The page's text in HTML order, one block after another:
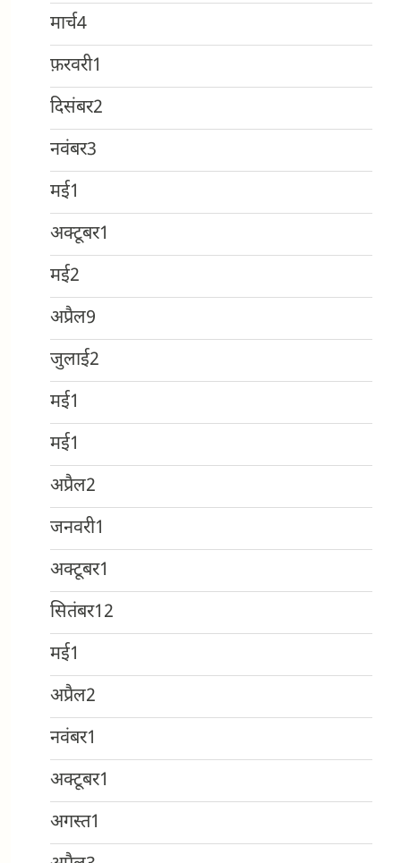
मार्च4
फ़रवरी1
दिसंबर2
नवंबर3
मई1
अक्टूबर1
मई2
अप्रैल9
जुलाई2
मई1
मई1
अप्रैल2
जनवरी1
अक्टूबर1
सितंबर12
मई1
अप्रैल2
नवंबर1
अक्टूबर1
अगस्त1